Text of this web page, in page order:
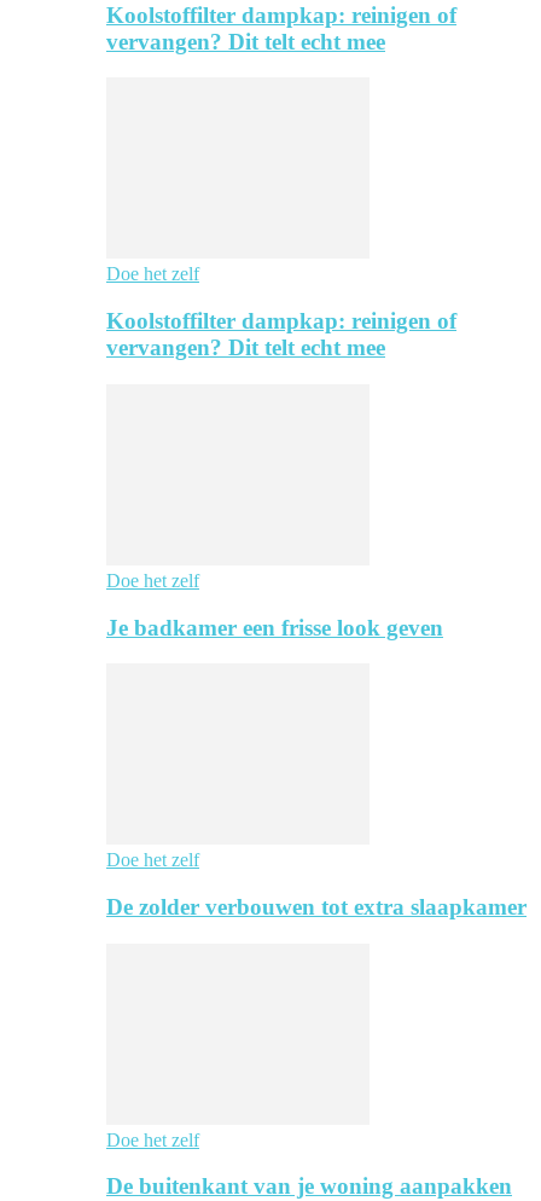
Koolstoffilter dampkap: reinigen of
vervangen? Dit telt echt mee
Doe het zelf
Koolstoffilter dampkap: reinigen of
vervangen? Dit telt echt mee
Doe het zelf
Je badkamer een frisse look geven
Doe het zelf
De zolder verbouwen tot extra slaapkamer
Doe het zelf
De buitenkant van je woning aanpakken